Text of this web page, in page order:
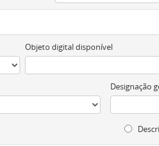
Objeto digital disponível
Designação